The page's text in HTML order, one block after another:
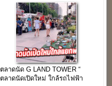
ตลาดนัด G LAND TOWER “
ตลาดนัดเปิดใหม่ ใกล้รถไฟฟ้า